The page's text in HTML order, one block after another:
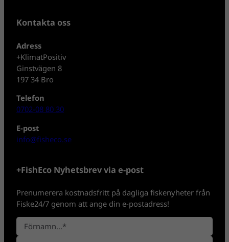
Kontakta oss
Adress
+KlimatPositiv
Ginstvägen 8
197 34 Bro
Telefon
0702-08 80 30
E-post
info@fisheco.se
+FishEco Nyhetsbrev via e-post
Prenumerera kostnadsfritt på dagliga fiskenyheter från
Fiske24/7 genom att ange din e-postadress!
N
a